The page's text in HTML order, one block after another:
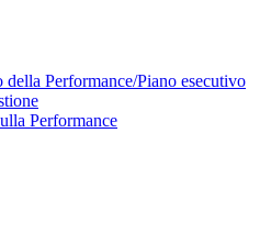
della Performance/Piano esecutivo
Performance